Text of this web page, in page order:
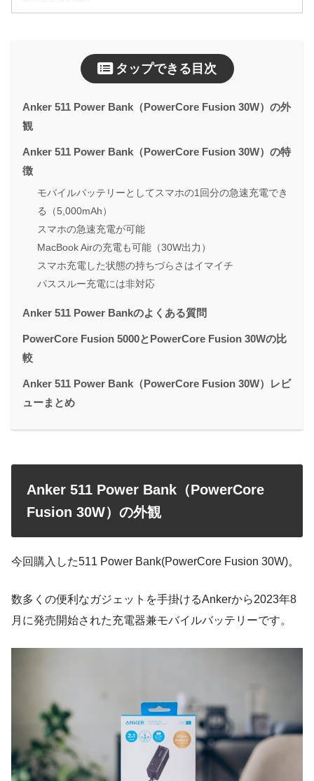
タップできる目次
Anker 511 Power Bank（PowerCore Fusion 30W）の外
観
Anker 511 Power Bank（PowerCore Fusion 30W）の特
徴
モバイルバッテリーとしてスマホの1回分の急速充電でき
る（5,000mAh）
スマホの急速充電が可能
MacBook Airの充電も可能（30W出力）
スマホ充電した状態の持ちづらさはイマイチ
パススルー充電には非対応
Anker 511 Power Bankのよくある質問
PowerCore Fusion 5000とPowerCore Fusion 30Wの比
較
Anker 511 Power Bank（PowerCore Fusion 30W）レビ
ューまとめ
Anker 511 Power Bank（PowerCore
Fusion 30W）の外観
今回購入した511 Power Bank(PowerCore Fusion 30W)。
数多くの便利なガジェットを手掛けるAnkerから2023年8
月に発売開始された充電器兼モバイルバッテリーです。